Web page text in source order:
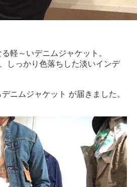
軽～いデニムジャケット。
しっかり色落ちした淡いインデ
ニムジャケット が届きました。